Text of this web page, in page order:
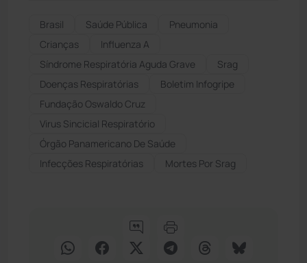
Brasil Saúde Pública
Pneumonia
Crianças
Influenza A
Síndrome Respiratória Aguda Grave
Srag
Doenças Respiratórias
Boletim Infogripe
Fundação Oswaldo Cruz
Virus Sincicial Respiratório
Órgão Panamericano De Saúde
Infecções Respiratórias
Mortes Por Srag